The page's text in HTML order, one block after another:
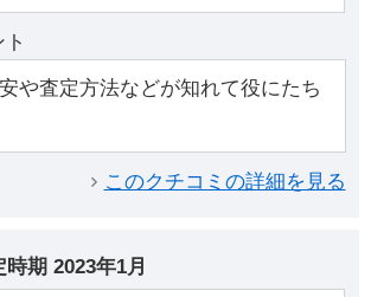
や査定方法などが知れて役にたち
このクチコミの詳細を見る
時期 2023年1月